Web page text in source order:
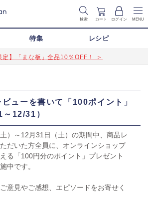
検索 カート ログイン MENU
特集 レシピ
定】「まな板」全品10％OFF！ ＞
ビューを書いて「100ポイント」
12/31）
）～12月31日（土）の期間中、商品レ
だいた方全員に、オンラインショップ
る「100円分のポイント」プレゼント
中です。
意見やご感想、エピソードをお寄せく